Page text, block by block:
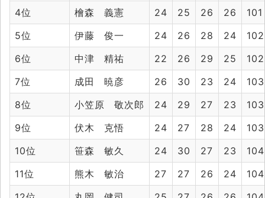
4位
檜森 義憲 24 25 26 26
101
5位
伊藤 俊一 24 26 28 24
102
6位
中津 精祐 22 26 29 25
102
7位
成田 暁彦 26 30 23 24
103
8位
小笠原 敬次郎 24 29 27 23
103
9位
伏木 克悟 24 27 28 24
103
10位
笹森 敏久 24 30 27 23
104
11位
熊木 敏治 27 27 26 24
104